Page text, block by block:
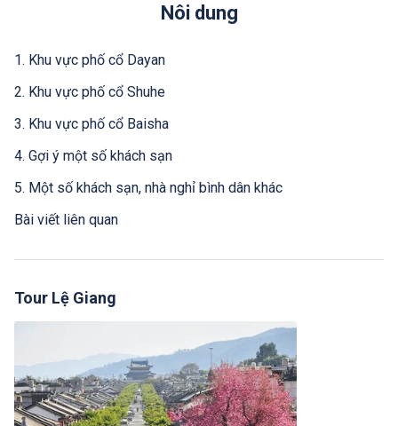
Nôi dung
1. Khu vực phố cổ Dayan
2. Khu vực phố cổ Shuhe
3. Khu vực phố cổ Baisha
4. Gợi ý một số khách sạn
5. Một số khách sạn, nhà nghỉ bình dân khác
Bài viết liên quan
Tour Lệ Giang